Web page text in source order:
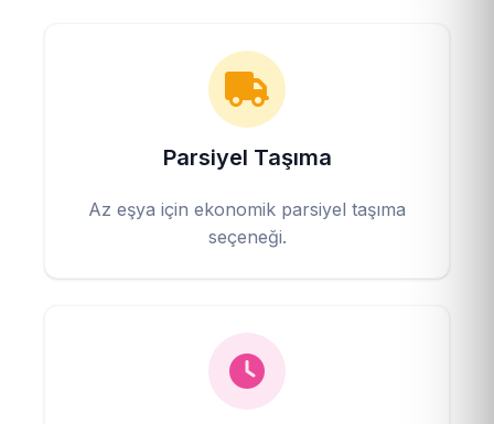
Parsiyel Taşıma
Az eşya için ekonomik parsiyel taşıma
seçeneği.